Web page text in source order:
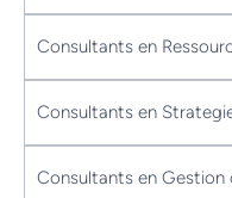
Consultants en
Consultants en
Consultants en Gestion